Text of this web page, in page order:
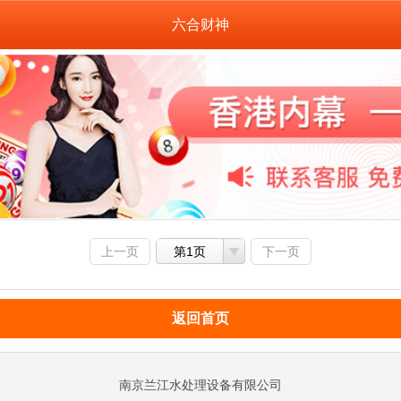
六合财神
上一页 第1页 下一页
返回首页
南京兰江水处理设备有限公司